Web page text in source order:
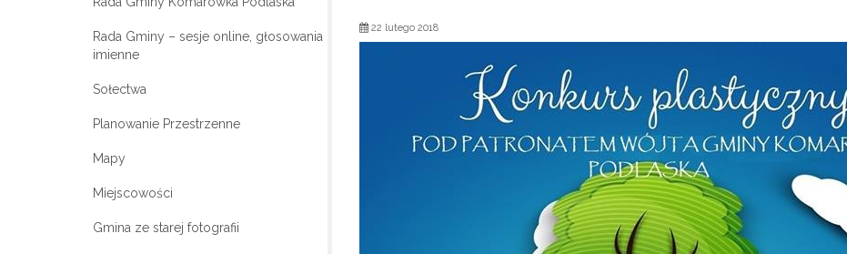
Rada Gminy – sesje online, głosowania
imienne
Sołectwa
Planowanie Przestrzenne
Mapy
Miejscowości
Gmina ze starej fotografii
22 lutego 2018